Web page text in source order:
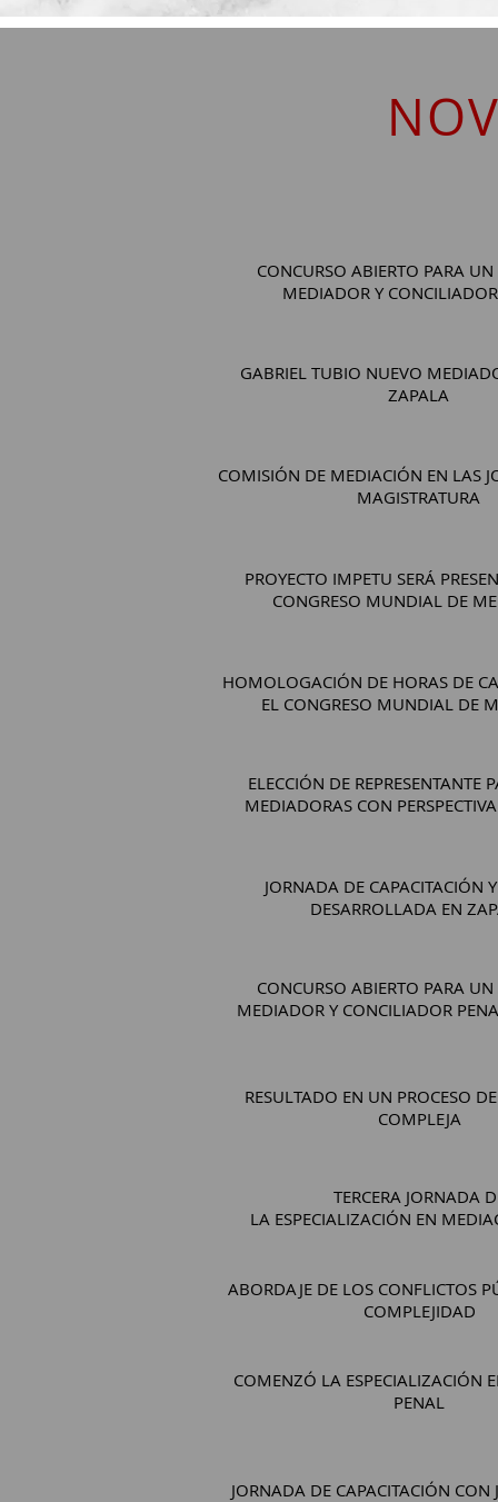
CONCURSO ABIERTO PARA
MEDIADOR Y
GABRIEL TUBIO NUEVO
ZAPALA
COMISIÓN DE MEDIACIÓN EN LAS
MAGISTRATURA
PROYECTO IMPETU SERÁ
CONGRESO MUNDIAL DE
HOMOLOGACIÓN DE HORAS DE
EL CONGRESO MUNDIAL DE
ELECCIÓN DE REPRESENTANTE
MEDIADORAS CON
JORNADA DE CAPACITACIÓN
DESARROLLADA EN
CONCURSO ABIERTO PARA
MEDIADOR Y CONCILIADOR
RESULTADO EN UN PROCESO
COMPLEJA
TERCERA JORNADA
LA ESPECIALIZACIÓN EN
ABORDAJE DE LOS CONFLICTOS
COMPLEJIDAD
COMENZÓ LA ESPECIALIZACIÓN
PENAL
JORNADA DE CAPACITACIÓN CON